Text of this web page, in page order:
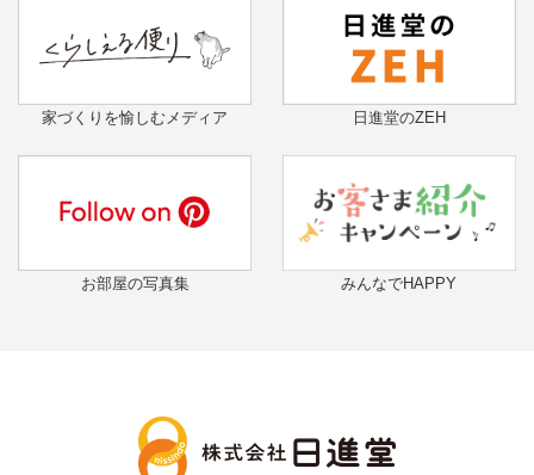
家づくりを愉しむメディア 日進堂のZEH
お部屋の写真集 みんなでHAPPY